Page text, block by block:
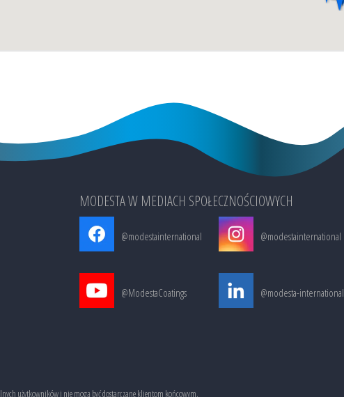
MODESTA W MEDIACH SPOŁECZNOŚCIOWYCH
@modestainternational @modestainternational
@ModestaCoatings @modesta-international
użytkowników i nie mogą być dostarczane klientom końcowym.